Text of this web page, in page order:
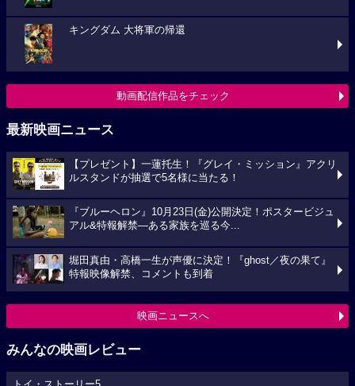
キングダム 大将軍の帰還
動画配信作品をチェック
最新映画ニュース
【プレゼント】一蓮托生！『グレイ・ミッション』アクリ
ルスタンドが抽選で5名様に当たる！
『ブルーヘロン』10月23日(金)公開決定！ポスタービジュ
アル&特報解禁―ある家族を巡る今...
堀田真由・高橋一生が声優に決定！『ghost／夜の果て』
特報映像解禁、コメントも到着
映画ニュースへ
みんなの映画レビュー